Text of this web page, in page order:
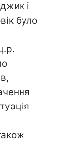
і
було